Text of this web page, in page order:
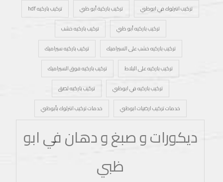
تركيب انترلوك في ابوظبي
تركيب باركية أبو ظبي
تركيب باركيه hdf
تركيب باركيه أبو ظبي
تركيب باركيه خشب
تركيب باركيه خشب على السيراميك
تركيب باركيه سيراميك
تركيب باركيه على البلاط
تركيب باركيه فوق السيراميك
تركيب باركيه في ابوظبي
تركيب باركيه لصق
خدمات تركيب ارضيات ابوظبي
خدمات تركيب انترلوك بأبوظبي
ديكورات و صبغ و دهان في ابو
ظبي